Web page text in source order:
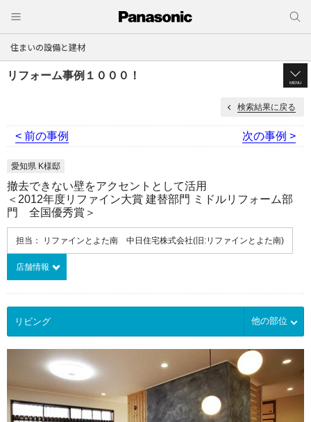
住まいの設備と建材
リフォーム事例１０００！
MENU
検索結果に戻る
< 前の事例 次の事例 >
愛知県 K様邸
撤去できない壁をアクセントとして活用
＜2012年度リファイン大賞 建替部門 ミドルリフォーム部
門 全国優秀賞＞
担当： リファインとよた南 中日住宅株式会社(旧:リファインとよた南)
店舗情報
他の部位